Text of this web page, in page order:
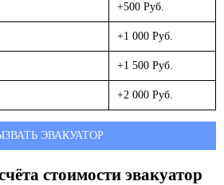
+500 Руб.
+1 000 Руб.
+1 500 Руб.
+2 000 Руб.
ЭВАКУАТОР
стоимости эвакуатор